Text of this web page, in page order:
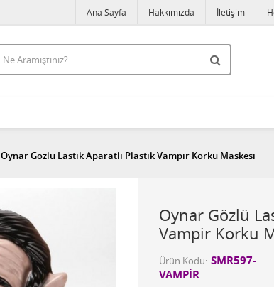
Ana Sayfa Hakkımızda İletişim
Oynar Gözlü Lastik Aparatlı Plastik Vampir Korku Maskesi
Oynar Gözlü
Vampir Korku
Ürün Kodu SMR597-
VAMPİR